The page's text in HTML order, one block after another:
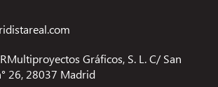
Gráficos, S. L. C/ San
26, 28037 Madrid